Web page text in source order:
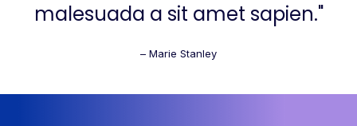
malesuada a sit amet sapien."
– Marie Stanley